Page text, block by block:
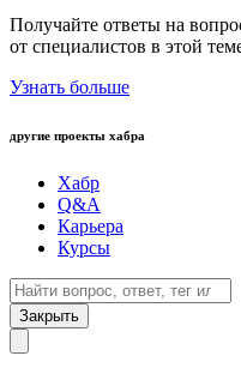
Получайте ответы на
от специалистов в этой
Узнать больше
другие проекты хабра
Хабр
Q&A
Карьера
Курсы
Закрыть